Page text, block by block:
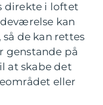
direkte i loftet
kan
de kan rettes
genstande på
at skabe det
eller